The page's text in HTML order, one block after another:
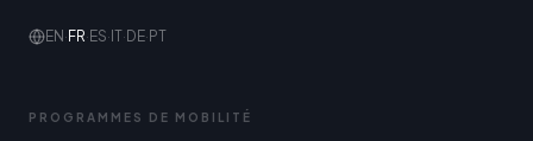
EN · FR· ES· IT· DE· PT
PROGRAMMES DE MOBILITÉ